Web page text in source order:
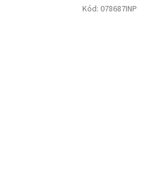
Kód: 078687INP